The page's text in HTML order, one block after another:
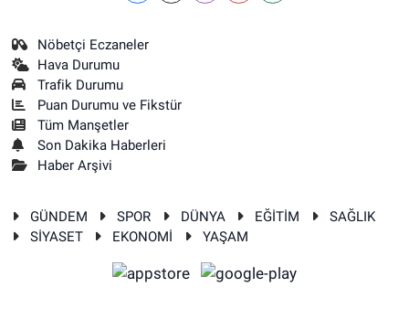
Nöbetçi Eczaneler
Hava Durumu
Trafik Durumu
Puan Durumu ve Fikstür
Tüm Manşetler
Son Dakika Haberleri
Haber Arşivi
GÜNDEM SPOR DÜNYA EĞİTİM
SAĞLIK
SİYASET
EKONOMİ YAŞAM